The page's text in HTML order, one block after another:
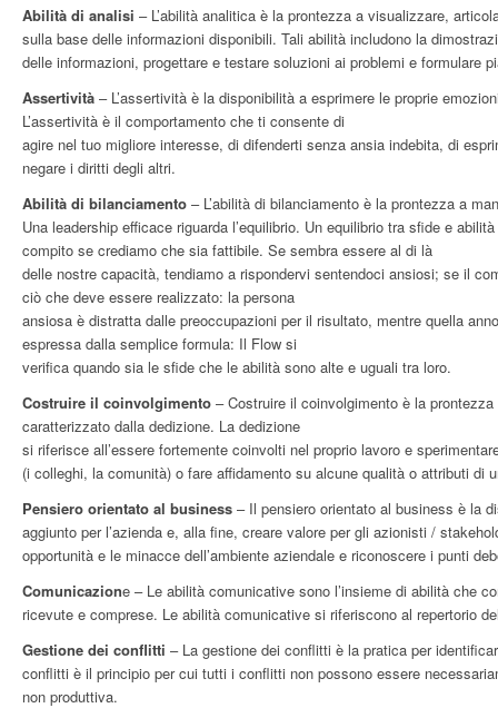
Abilità di analisi – L’abilità analitica è la prontezza a visualizzare,
sulla base delle informazioni disponibili. Tali abilità includono la
delle informazioni, progettare e testare soluzioni ai problemi e formulare
Assertività– L’assertività è la disponibilità a esprimere le proprie
L’assertività è il comportamento che ti consente di
agire nel tuo migliore interesse, di difenderti senza ansia indebita, di
negare i diritti degli altri.
Abilità di bilanciamento– L’abilità di bilanciamento è la prontezza a
Una leadership efficace riguarda l’equilibrio. Un equilibrio tra sfide e
compito se crediamo che sia fattibile. Se sembra essere al di là
delle nostre capacità, tendiamo a rispondervi sentendoci ansiosi; se il
ciò che deve essere realizzato: la persona
ansiosa è distratta dalle preoccupazioni per il risultato, mentre quella
espressa dalla semplice formula: Il Flow si
verifica quando sia le sfide che le abilità sono alte e uguali tra loro.
Costruire il coinvolgimento– Costruire il coinvolgimento è la
caratterizzato dalla dedizione. La dedizione
si riferisce all’essere fortemente coinvolti nel proprio lavoro e
(i colleghi, la comunità) o fare affidamento su alcune qualità o attributi di
Pensiero orientato al business– Il pensiero orientato al business è la
aggiunto per l’azienda e, alla fine, creare valore per gli azionisti /
opportunità e le minacce dell’ambiente aziendale e riconoscere i punti
Comunicazione – Le abilità comunicative sono l’insieme di abilità che
ricevute e comprese. Le abilità comunicative si riferiscono al repertorio
Gestione dei conflitti – La gestione dei conflitti è la pratica per
conflitti è il principio per cui tutti i conflitti non possono essere
non produttiva.